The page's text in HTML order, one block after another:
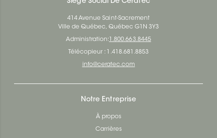
414 Avenue Saint-Sacrement
Ville de Québec, Québec G1N 3Y3
Administration: 1.800.663.8445
Télécopieur : 1.418.681.8853
info@ceratec.com
Notre Entreprise
À propos
Carrières